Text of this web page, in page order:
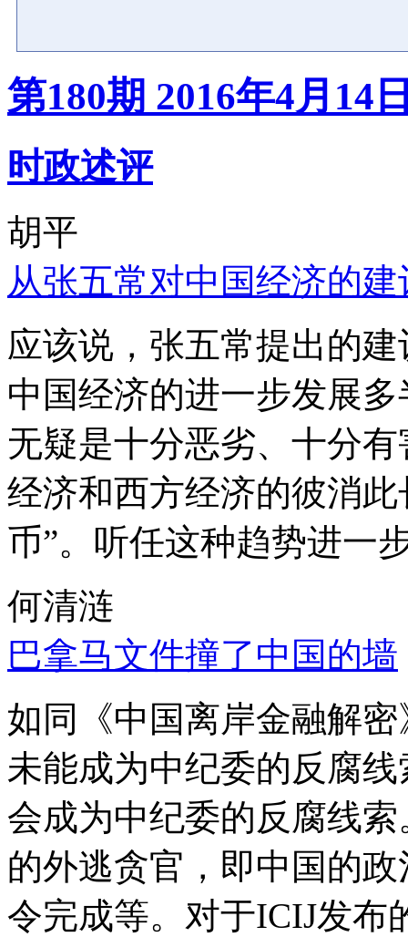
第180期 2016年4月14
时政述评
胡平
从张五常对中国经济的
应该说，张五常提出的
中国经济的进一步发展
无疑是十分恶劣、十分
经济和西方经济的彼消
币”。听任这种趋势进一
何清涟
巴拿马文件撞了中国的墙
如同《中国离岸金融解
未能成为中纪委的反腐
会成为中纪委的反腐线
的外逃贪官，即中国的
令完成等。对于ICIJ发布